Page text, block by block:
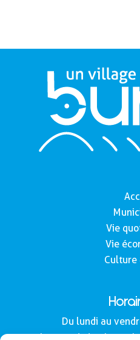
Vie
Vie
Culture
Du lundi au
le samedi de 9h à